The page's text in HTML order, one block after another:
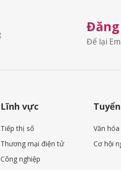
Để lại
Lĩnh vực
Tiếp thị số
Thương mại điện tử
Công nghiệp
Văn
Cơ hội